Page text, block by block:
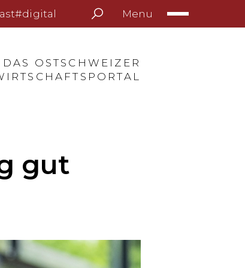
Menu
DAS OSTSCHWEIZER
gut